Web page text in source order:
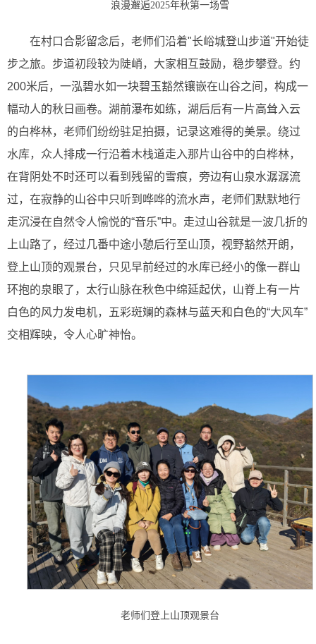
浪漫邂逅2025年秋第一场雪
在村口合影留念后，老师们沿着"长峪城登山步道"开始徒
步之旅。步道初段较为陡峭，大家相互鼓励，稳步攀登。约
200米后，一泓碧水如一块碧玉豁然镶嵌在山谷之间，构成一
幅动人的秋日画卷。湖前瀑布如练，湖后后有一片高耸入云
的白桦林，老师们纷纷驻足拍摄，记录这难得的美景。绕过
水库，众人排成一行沿着木栈道走入那片山谷中的白桦林，
在背阴处不时还可以看到残留的雪痕，旁边有山泉水潺潺流
过，在寂静的山谷中只听到哗哗的流水声，老师们默默地行
走沉浸在自然令人愉悦的“音乐”中。走过山谷就是一波几折的
上山路了，经过几番中途小憩后行至山顶，视野豁然开朗，
登上山顶的观景台，只见早前经过的水库已经小的像一群山
环抱的泉眼了，太行山脉在秋色中绵延起伏，山脊上有一片
白色的风力发电机，五彩斑斓的森林与蓝天和白色的“大风车”
交相辉映，令人心旷神怡。
老师们登上山顶观景台